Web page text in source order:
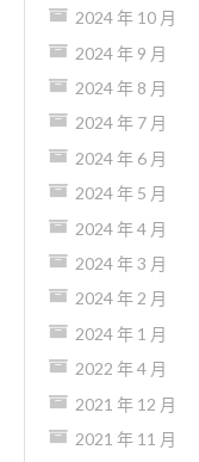
2024 年 10 月
2024 年 9 月
2024 年 8 月
2024 年 7 月
2024 年 6 月
2024 年 5 月
2024 年 4 月
2024 年 3 月
2024 年 2 月
2024 年 1 月
2022 年 4 月
2021 年 12 月
2021 年 11 月